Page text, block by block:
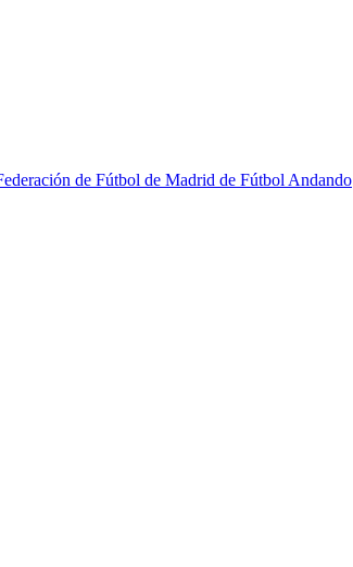
de Fútbol de Madrid de Fútbol Andando